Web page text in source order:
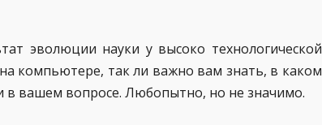
эволюции науки у высоко технологической
компьютере, так ли важно вам знать, в каком
в вашем вопросе. Любопытно, но не значимо.